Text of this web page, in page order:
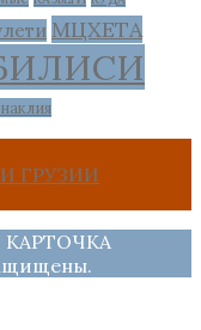
МЦХЕТА
ГРУЗИИ
КАРТОЧКА